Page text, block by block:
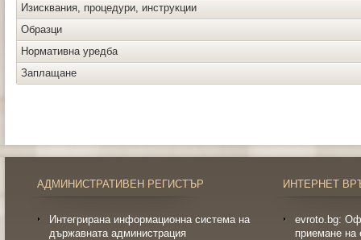
Изисквания, процедури, инструкции
Образци
Нормативна уредба
Заплащане
АДМИНИСТРАТИВЕН РЕГИСТЪР
Интегрирана информационна система на
държавната администрация
ИНТЕРНЕТ
evroto.bg:
приемане на